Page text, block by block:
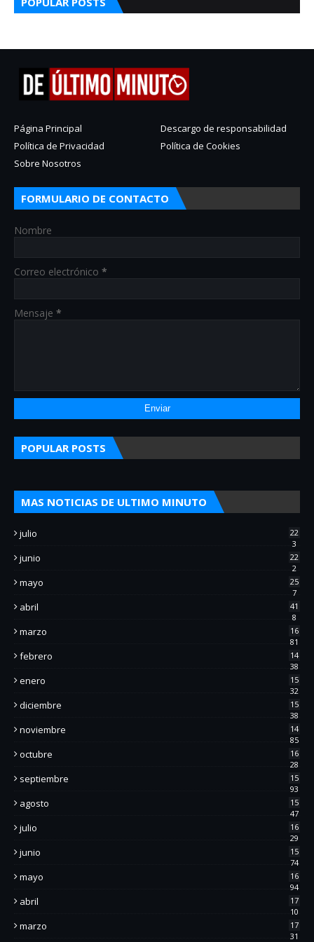
Página Principal
Descargo de responsabilidad
Política de Privacidad
Política de Cookies
Sobre Nosotros
FORMULARIO DE CONTACTO
Nombre
Correo electrónico *
Mensaje *
POPULAR POSTS
MAS NOTICIAS DE ULTIMO MINUTO
julio
22
3
junio
22
2
mayo
25
7
abril
41
8
marzo
16
81
febrero
14
38
enero
15
32
diciembre
15
38
noviembre
14
85
octubre
16
28
septiembre
15
93
agosto
15
47
julio
16
29
junio
15
74
mayo
16
94
abril
17
10
marzo
17
31